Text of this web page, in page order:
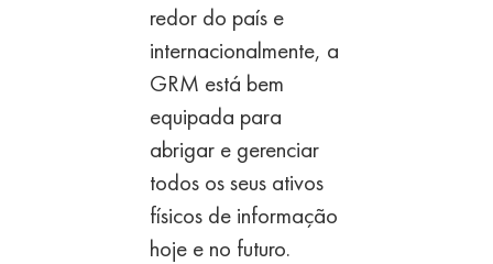
redor do país e
internacionalmente, a
GRM está bem
equipada para
abrigar e gerenciar
todos os seus ativos
físicos de informação
hoje e no futuro.